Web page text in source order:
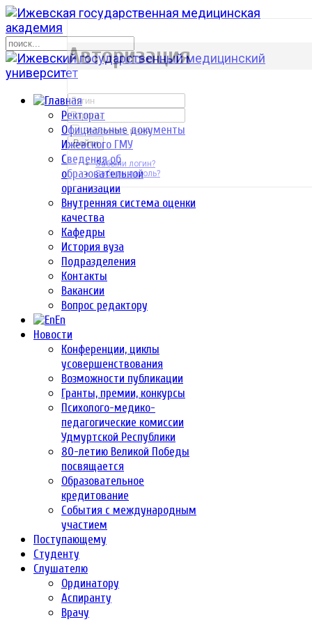
Ректорат
Официальные документы
Ижевского ГМУ
Сведения об
образовательной
организации
Внутренняя система оценки
качества
Кафедры
История вуза
Подразделения
Контакты
Вакансии
Вопрос редактору
En
Новости
Конференции, циклы
усовершенствования
Возможности публикации
Гранты, премии, конкурсы
Психолого-медико-
педагогические комиссии
Удмуртской Республики
80-летию Великой Победы
посвящается
Образовательное
кредитование
События с международным
участием
Поступающему
Студенту
Слушателю
Ординатору
Аспиранту
Врачу
р
Авторизация
Запомнить меня
Войти
Забыли логин?
Забыли пароль?